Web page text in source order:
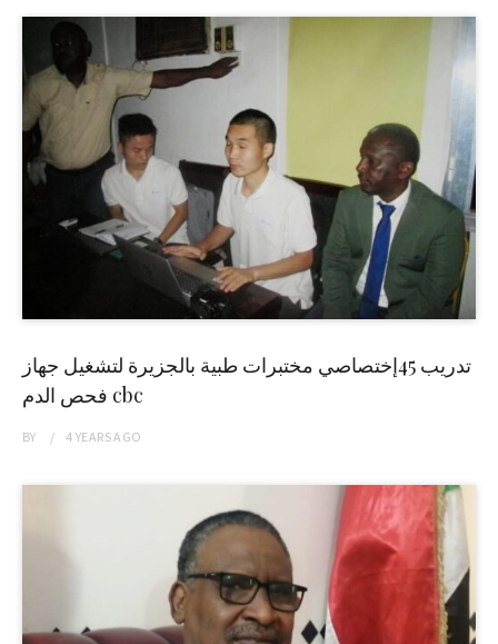
تدريب 45إختصاصي مختبرات طبية بالجزيرة لتشغيل جهاز
فحص الدم cbc
BY 4 YEARSAGO